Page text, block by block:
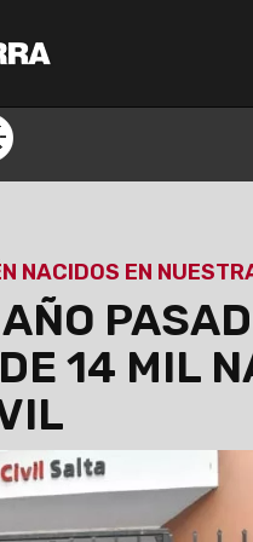
NACIDOS EN
14 MIL